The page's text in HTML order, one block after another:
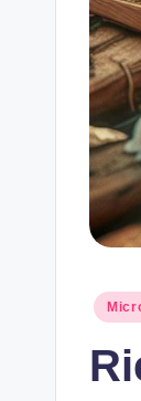
Posted